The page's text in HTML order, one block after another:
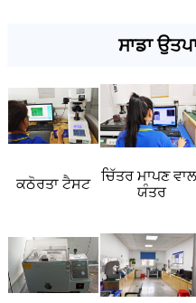
ਸਾਡਾ
ਕਠੋਰਤਾ ਟੈਸਟ
ਚਿੱਤਰ ਮਾਪਣ
ਯੰਤਰ